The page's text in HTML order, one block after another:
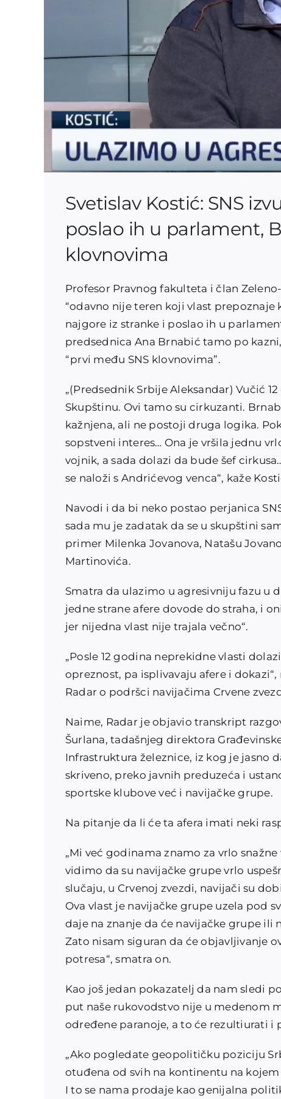
Svetislav Kostić: SNS
poslao ih u parlament,
klovnovima
Profesor Pravnog fakulteta i član
“odavno nije teren koji vlast prepoznaje
najgore iz stranke i poslao ih u
predsednica Ana Brnabić tamo po
“prvi među SNS klovnovima”.
„(Predsednik Srbije Aleksandar) Vučić
Skupštinu. Ovi tamo su cirkuzanti.
kažnjena, ali ne postoji druga logika.
sopstveni interes… Ona je vršila jednu
vojnik, a sada dolazi da bude šef
se naloži s Andrićevog venca“, kaže
Navodi i da bi neko postao perjanica
sada mu je zadatak da se u skupštini
primer Milenka Jovanova, Natašu
Martinovića.
Smatra da ulazimo u agresivniju fazu u
jedne strane afere dovode do straha, i
jer nijedna vlast nije trajala večno“.
„Posle 12 godina neprekidne vlasti
opreznost, pa isplivavaju afere i
Radar o podršci navijačima Crvene
Naime, Radar je objavio transkript
Šurlana, tadašnjeg direktora
Infrastruktura železnice, iz kog je jasno
skriveno, preko javnih preduzeća i
sportske klubove već i navijačke grupe.
Na pitanje da li će ta afera imati neki
„Mi već godinama znamo za vrlo
vidimo da su navijačke grupe vrlo
slučaju, u Crvenoj zvezdi, navijači su
Ova vlast je navijačke grupe uzela pod
daje na znanje da će navijačke grupe
Zato nisam siguran da će objavljivanje
potresa“, smatra on.
Kao još jedan pokazatelj da nam sledi
put naše rukovodstvo nije u medenom
određene paranoje, a to će rezultiurati
„Ako pogledate geopolitičku poziciju
otuđena od svih na kontinentu na
I to se nama prodaje kao genijalna